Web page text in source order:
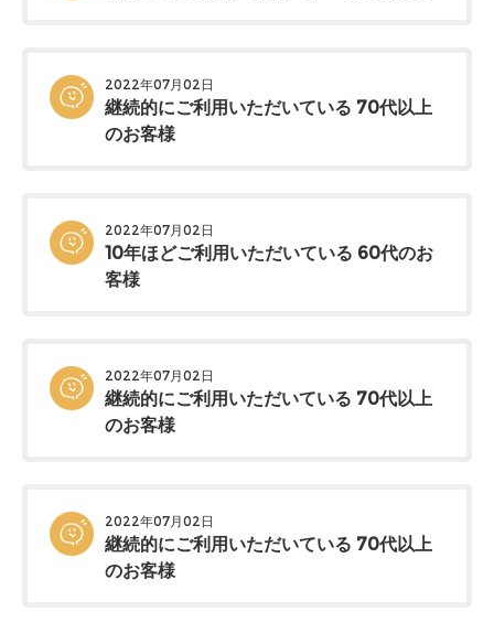
2022年07月02日
継続的にご利用いただいている 70代以上
のお客様
2022年07月02日
10年ほどご利用いただいている 60代のお
客様
2022年07月02日
継続的にご利用いただいている 70代以上
のお客様
2022年07月02日
継続的にご利用いただいている 70代以上
のお客様